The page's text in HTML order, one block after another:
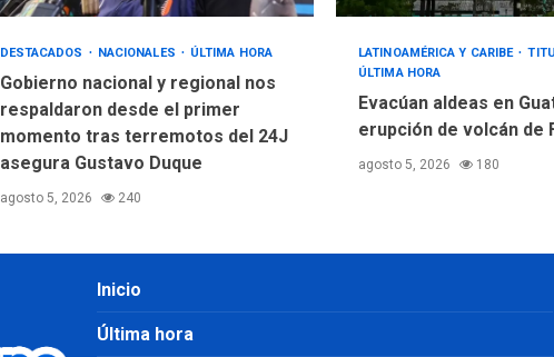
DESTACADOS NACIONALES ÚLTIMA HORA
Gobierno nacional y regional nos
respaldaron desde el primer
momento tras terremotos del 24J
asegura Gustavo Duque
agosto 5, 2026 240
LATINOAMÉRICA Y CARIBE
ÚLTIMA HORA
Evacúan aldeas en
erupción de volcán de
agosto 5, 2026 180
Inicio
Última hora